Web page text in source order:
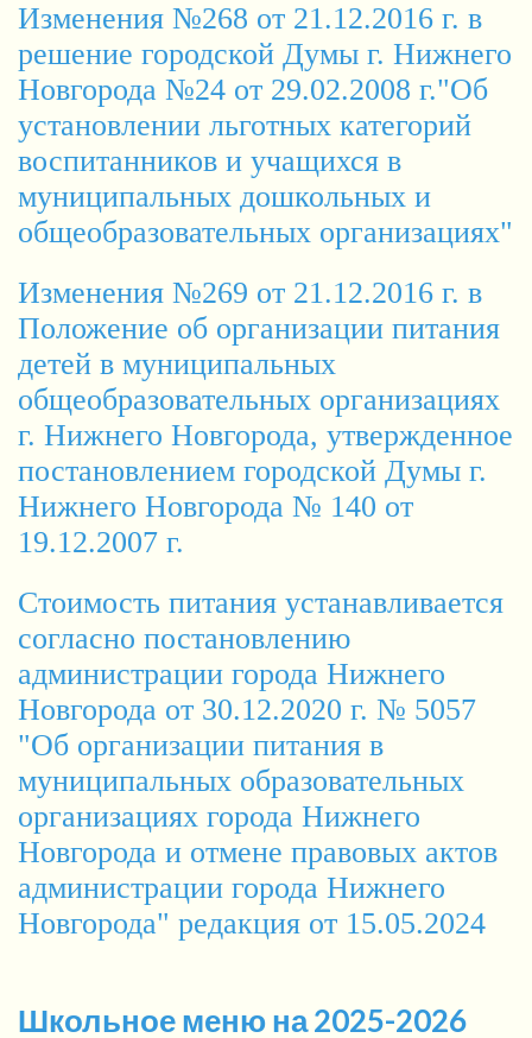
Изменения №268 от 21.12.2016 г. в
решение городской Думы г. Нижнего
Новгорода №24 от 29.02.2008 г."Об
установлении льготных категорий
воспитанников и учащихся в
муниципальных дошкольных и
общеобразовательных организациях"
Изменения №269 от 21.12.2016 г. в
Положение об организации питания
детей в муниципальных
общеобразовательных организациях
г. Нижнего Новгорода, утвержденное
постановлением городской Думы г.
Нижнего Новгорода № 140 от
19.12.2007 г.
Стоимость питания устанавливается
согласно постановлению
администрации города Нижнего
Новгорода от 30.12.2020 г. № 5057
"Об организации питания в
муниципальных образовательных
организациях города Нижнего
Новгорода и отмене правовых актов
администрации города Нижнего
Новгорода" редакция от 15.05.2024
Школьное меню на 2025-2026